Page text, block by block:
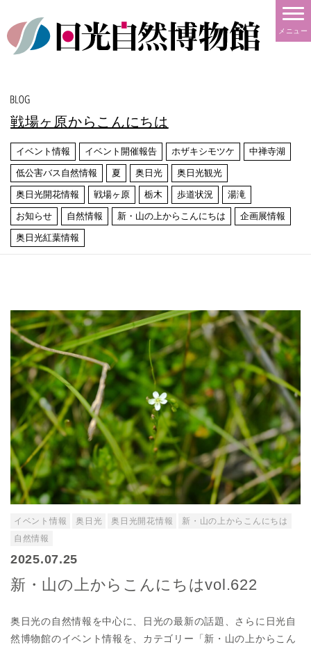
メニュー
戦場ヶ原からこんにちは
イベント情報 イベント開催報告 ホザキシモツケ 中禅寺湖
低公害バス自然情報 夏 奥日光 奥日光観光
奥日光開花情報 戦場ヶ原 栃木 歩道状況 湯滝
お知らせ 自然情報 新・山の上からこんにちは 企画展情報
奥日光紅葉情報
イベント情報 奥日光 奥日光開花情報
新・山の上からこんにちは
自然情報
2025.07.25
新・山の上からこんにちはvol.622
奥日光の自然情報を中心に、日光の最新の話題、さらに日光自
然博物館のイベント情報を、カテゴリー「新・山の上からこん